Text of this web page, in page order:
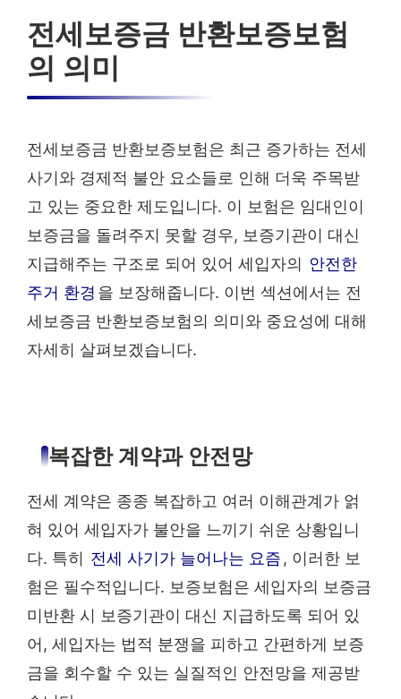
전세보증금 반환보증보험
의 의미
전세보증금 반환보증보험은 최근 증가하는 전세
사기와 경제적 불안 요소들로 인해 더욱 주목받
고 있는 중요한 제도입니다. 이 보험은 임대인이
보증금을 돌려주지 못할 경우, 보증기관이 대신
지급해주는 구조로 되어 있어 세입자의 안전한
주거 환경 을 보장해줍니다. 이번 섹션에서는 전
세보증금 반환보증보험의 의미와 중요성에 대해
자세히 살펴보겠습니다.
복잡한 계약과 안전망
전세 계약은 종종 복잡하고 여러 이해관계가 얽
혀 있어 세입자가 불안을 느끼기 쉬운 상황입니
다. 특히 전세 사기가 늘어나는 요즘 , 이러한 보
험은 필수적입니다. 보증보험은 세입자의 보증금
미반환 시 보증기관이 대신 지급하도록 되어 있
어, 세입자는 법적 분쟁을 피하고 간편하게 보증
금을 회수할 수 있는 실질적인 안전망을 제공받